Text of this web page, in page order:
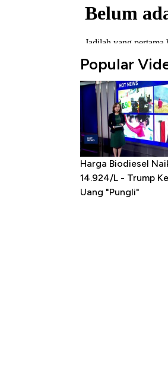
Popular
Harga Biodiesel
14.924/L - Trump
Uang "Pungli"